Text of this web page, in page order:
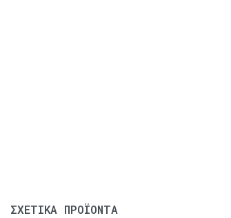
ΣΧΕΤΙΚΆ ΠΡΟΪΌΝΤΑ